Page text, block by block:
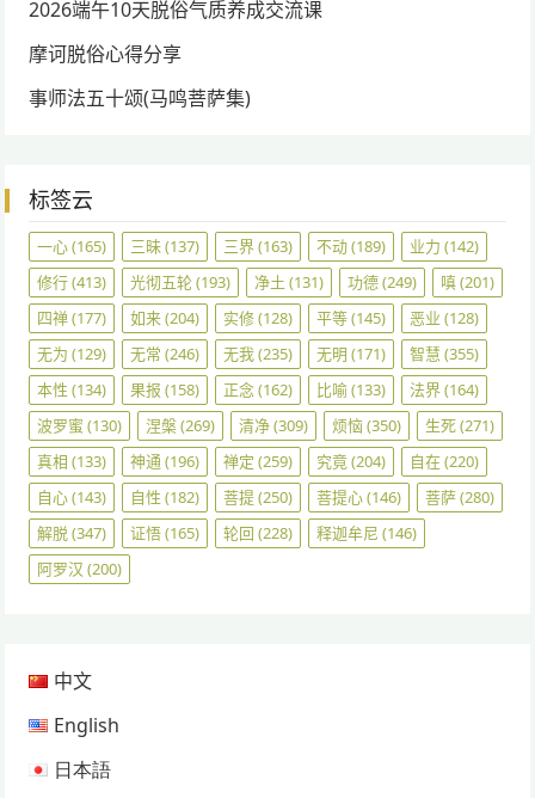
2026端午10天脱俗气质养成交流课
摩诃脱俗心得分享
事师法五十颂(马鸣菩萨集)
标签云
一心(165) 三昧(137) 三界(163) 不动(189) 业力 (142)
修行(413) 光彻五轮(193) 净土 (131) 功德(249) 嗔(201)
四禅(177) 如来(204) 实修(128) 平等(145) 恶业 (128)
无为 (129) 无常 (246) 无我(235) 无明 (171) 智慧 (355)
本性 (134) 果报 (158) 正念(162) 比喻(133) 法界(164)
波罗蜜 (130) 涅槃(269) 清净(309) 烦恼(350) 生死(271)
真相 (133) 神通 (196) 禅定 (259) 究竟(204) 自在(220)
自心(143) 自性 (182) 菩提(250) 菩提心(146) 菩萨(280)
解脱(347) 证悟(165) 轮回 (228) 释迦牟尼 (146)
阿罗汉 (200)
中文
English
日本語